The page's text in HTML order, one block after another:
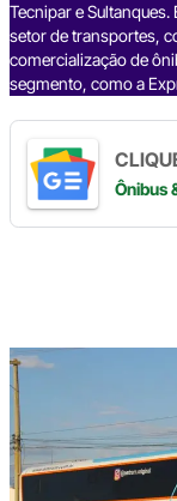
Tecnipar e
setor de transportes,
comercialização de
segmento, como a
Ônibus
Digite
aqui
o
seu
e-
mail